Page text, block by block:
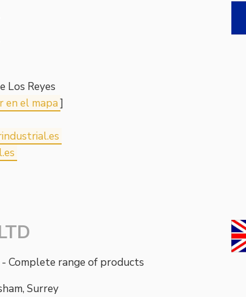
Los Reyes
en el mapa ]
Complete range of products
Surrey